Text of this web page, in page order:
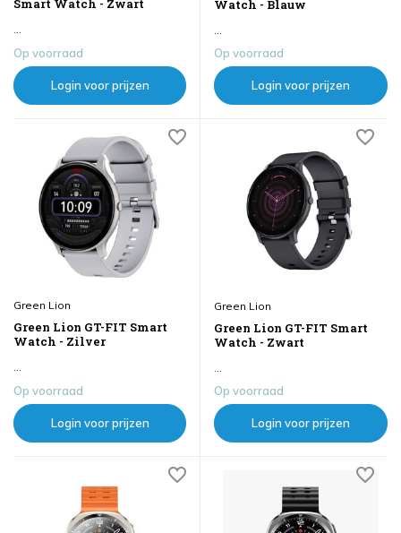
Smart Watch - Zwart
...
Op voorraad
Login voor prijzen
Watch - Blauw
...
Op voorraad
Login voor prijzen
Green Lion
Green Lion GT-FIT Smart
Watch - Zilver
Op voorraad
Login voor prijzen
Green Lion
Green Lion GT-FIT Smart
Watch - Zwart
Op voorraad
Login voor prijzen